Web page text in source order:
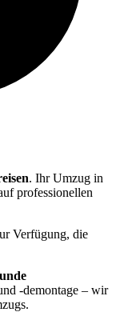
. Ihr Umzug in
professionellen
Verfügung, die
-demontage – wir